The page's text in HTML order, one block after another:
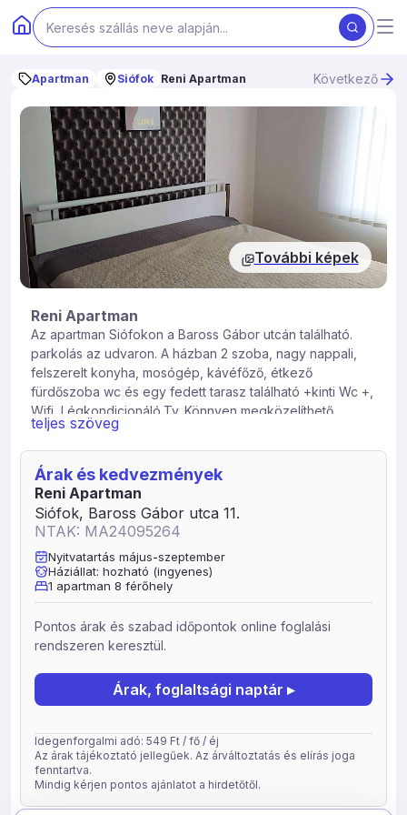
Apartman Siófok Reni Apartman Következő
További képek
Reni Apartman
Az apartman Siófokon a Baross Gábor utcán található.
parkolás az udvaron. A házban 2 szoba, nagy nappali,
felszerelt konyha, mosógép, kávéfőző, étkező
fürdőszoba wc és egy fedett tarasz található +kinti Wc +,
Wifi, Légkondicionáló.Tv. Könnyen megközelíthető
autóval és tömegközlekedéssel is.
társasággal érkezőknek. A központ és a hajó kikötő 5
perc autóval. A szabadstrand 5 perc sétára. A közelben
100 méter távolságban étterem, bolt, bár, fagylaltozó,
zöldséges. Az apartman nagy kerttel rendelkezik ahol
többféle főzési lehetőséget biztosítunk. (bogrács, tárcsa,
grill) A háziállatokat is szívesen fogadjuk.
Extra szolgáltatások: kerthelyiség.
Bababarát szállás: asztali etetőszék, hordozható kiságy,
baba etetőkészlet.
Teljes ház Classic 10 fős apartman 3 hálótérrel
teljes szöveg
Árak és kedvezmények
Reni Apartman
Siófok, Baross Gábor utca 11.
NTAK: MA24095264
Nyitvatartás május-szeptember
Háziállat: hozható (ingyenes)
1 apartman 8 férőhely
Pontos árak és szabad időpontok online foglalási
rendszeren keresztül.
Árak, foglaltsági naptár ▸
Idegenforgalmi adó: 549 Ft / fő / éj
Az árak tájékoztató jellegűek. Az árváltoztatás és elírás joga
fenntartva.
Mindig kérjen pontos ajánlatot a hirdetőtől.